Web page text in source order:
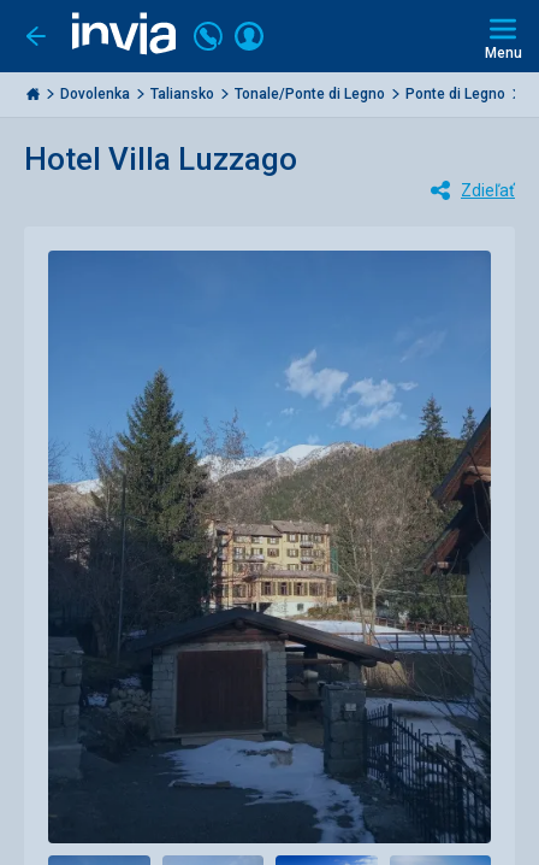
Ísť
späť
Invia.sk
Volajte
+421
2
3221
Prihlásiť
Menu
Dovolenka Taliansko Tonale/Ponte di Legno Ponte di Legno
Hotel Villa Luzzago
Zdieľať